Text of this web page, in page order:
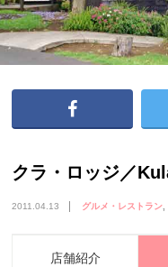
クラ・ロッジ／
2011.04.13 グルメ・レストラン
店舗紹介